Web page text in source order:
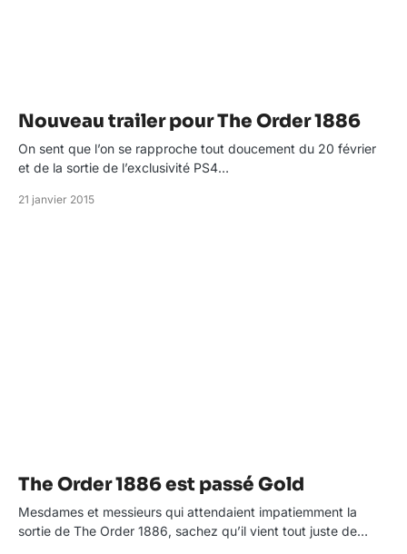
Nouveau trailer pour The Order 1886
On sent que l’on se rapproche tout doucement du 20 février
et de la sortie de l’exclusivité PS4…
21 janvier 2015
The Order 1886 est passé Gold
Mesdames et messieurs qui attendaient impatiemment la
sortie de The Order 1886, sachez qu’il vient tout juste de…